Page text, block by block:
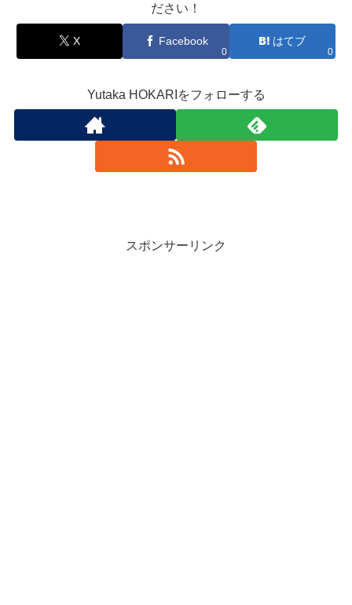
ださい！
X Facebook
0
はてブ
0
Yutaka HOKARIをフォローする
スポンサーリンク